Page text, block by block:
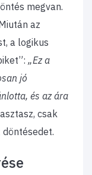
megvan.
az
a logikus
„Ez a
jó
és az ára
csak